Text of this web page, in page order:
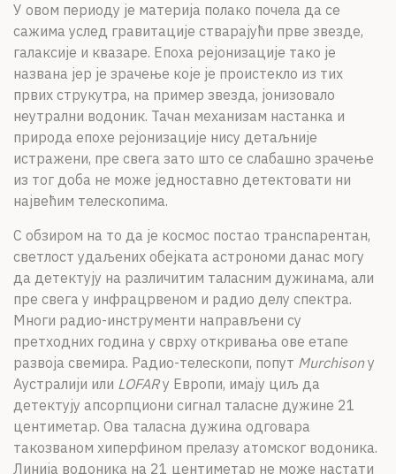
У овом периоду је материја полако почела да се
сажима услед гравитације стварајући прве звезде,
галаксије и квазаре. Епоха рејонизације тако је
названа јер је зрачење које је проистекло из тих
првих струкутра, на пример звезда, јонизовало
неутрални водоник. Тачан механизам настанка и
природа епохе рејонизације нису детаљније
истражени, пре свега зато што се слабашно зрачење
из тог доба не може једноставно детектовати ни
највећим телескопима.
С обзиром на то да је космос постао транспарентан,
светлост удаљених обејката астрономи данас могу
да детектују на различитим таласним дужинама, али
пре свега у инфрацрвеном и радио делу спектра.
Многи радио-инструменти направљени су
претходних година у сврху откривања ове етапе
развоја свемира. Радио-телескопи, попут Murchisonу
Аустралији или LOFARу Европи, имају циљ да
детектују апсорпциони сигнал таласне дужине 21
центиметар. Ова таласна дужина одговара
такозваном хиперфином прелазу атомског водоника.
Линија водоника на 21 центиметар не може настати